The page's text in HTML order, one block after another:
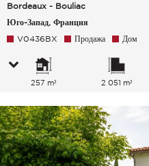
Bordeaux - Bouliac
Юго-Запад, Франция
V0436BX Продажа Дом
257 m² 2 051 m²